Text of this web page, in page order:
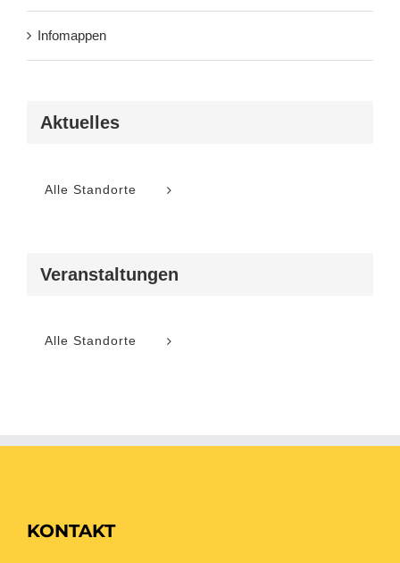
Infomappen
Aktuelles
Alle Standorte
Veranstaltungen
Alle Standorte
KONTAKT